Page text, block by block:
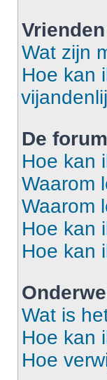
Wat zijn
Hoe kan
De
Hoe kan
Waarom
Waarom
Hoe kan
Hoe kan
Wat is
Hoe kan
Hoe